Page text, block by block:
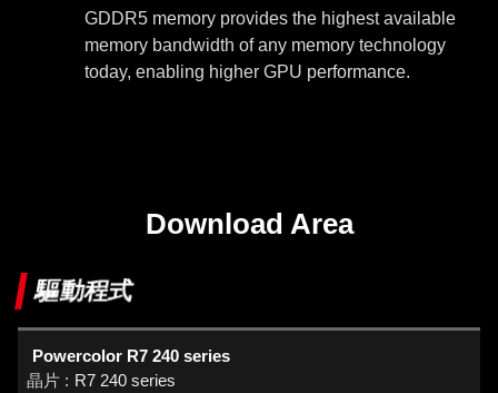
GDDR5 memory provides the highest available
memory bandwidth of any memory technology
today, enabling higher GPU performance.
Download Area
驅動程式
Powercolor R7 240 series
R7 240 series